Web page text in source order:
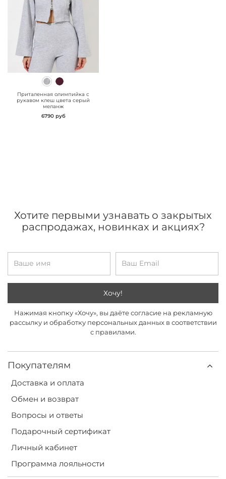
" class="js-prevent-
Приталенная олимпийка с
рукавом клеш цвета серый
меланж
6790 руб
Покупателям
Доставка и оплата
Обмен и возврат
Вопросы и ответы
Подарочный сертификат
Личный кабинет
Программа лояльности
Хотите первыми узнавать о закрытых
распродажах, новинках и акциях?
Хочу!
Нажимая кнопку «Хочу», вы даёте согласие на рекламную
рассылку и обработку персональных данных в соответствии
с правилами.